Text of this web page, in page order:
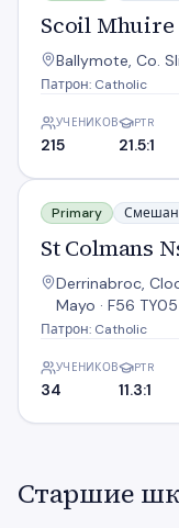
Scoil Mhuire
Ballymote, Co.
Патрон: Catholic
УЧЕНИКОВ
215
PTR
21.5:1
St Colmans Ns
Primary
St Colmans
Derrinabroc,
Mayo · F56 TY05
Патрон: Catholic
УЧЕНИКОВ
34
PTR
11.3:1
Старшие